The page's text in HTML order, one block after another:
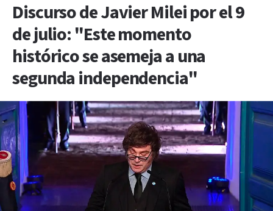
Discurso de Javier Milei por el 9
de julio: "Este momento
histórico se asemeja a una
segunda independencia"